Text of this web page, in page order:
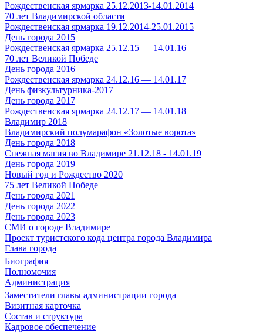
Рождественская ярмарка 25.12.2013-14.01.2014
70 лет Владимирской области
Рождественская ярмарка 19.12.2014-25.01.2015
День города 2015
Рождественская ярмарка 25.12.15 — 14.01.16
70 лет Великой Победе
День города 2016
Рождественская ярмарка 24.12.16 — 14.01.17
День физкультурника-2017
День города 2017
Рождественская ярмарка 24.12.17 — 14.01.18
Владимир 2018
Владимирский полумарафон «Золотые ворота»
День города 2018
Снежная магия во Владимире 21.12.18 - 14.01.19
День города 2019
Новый год и Рождество 2020
75 лет Великой Победе
День города 2021
День города 2022
День города 2023
СМИ о городе Владимире
Проект туристского кода центра города Владимира
Глава города
Биография
Полномочия
Администрация
Заместители главы администрации города
Визитная карточка
Состав и структура
Кадровое обеспечение